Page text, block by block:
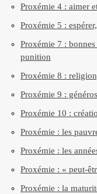
Proxémie 4 : aimer
Proxémie 5 :
Proxémie 7 :
punition
Proxémie 8 :
Proxémie 9 :
Proxémie 10 :
Proxémie : les
Proxémie : les
Proxémie : la